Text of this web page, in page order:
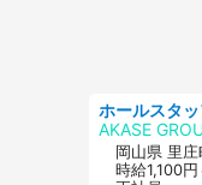
AKASE
岡山県 里庄
時給1,100円